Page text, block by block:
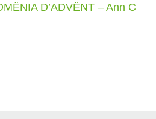
D’ADVËNT – Ann C